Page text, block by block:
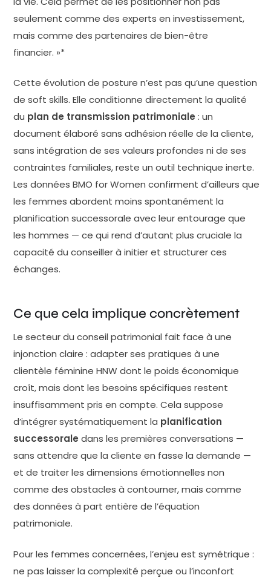
seulement comme des experts en investissement,
mais comme des partenaires de bien-être
financier. »*
Cette évolution de posture n’est pas qu’une question
de soft skills. Elle conditionne directement la qualité
du plan de transmission patrimoniale : un
document élaboré sans adhésion réelle de la cliente,
sans intégration de ses valeurs profondes ni de ses
contraintes familiales, reste un outil technique inerte.
Les données BMO for Women confirment d’ailleurs que
les femmes abordent moins spontanément la
planification successorale avec leur entourage que
les hommes — ce qui rend d’autant plus cruciale la
capacité du conseiller à initier et structurer ces
échanges.
Ce que cela implique concrètement
Le secteur du conseil patrimonial fait face à une
injonction claire : adapter ses pratiques à une
clientèle féminine HNW dont le poids économique
croît, mais dont les besoins spécifiques restent
insuffisamment pris en compte. Cela suppose
d’intégrer systématiquement la planification
successorale dans les premières conversations —
sans attendre que la cliente en fasse la demande —
et de traiter les dimensions émotionnelles non
comme des obstacles à contourner, mais comme
des données à part entière de l’équation
patrimoniale.
Pour les femmes concernées, l’enjeu est symétrique :
ne pas laisser la complexité perçue ou l’inconfort